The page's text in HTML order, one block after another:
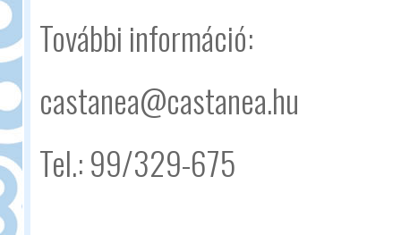
További információ:
castanea@castanea.hu
Tel.: 99/329-675